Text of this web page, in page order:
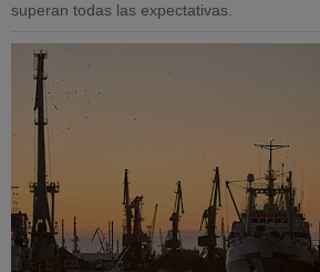
superan todas las expectativas.